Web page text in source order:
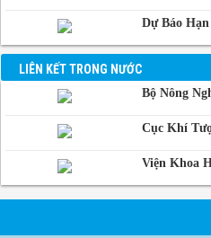
Dự Báo
LIÊN KẾT TRONG NƯỚC
Bộ Nông
Cục Khí
Viện Khoa